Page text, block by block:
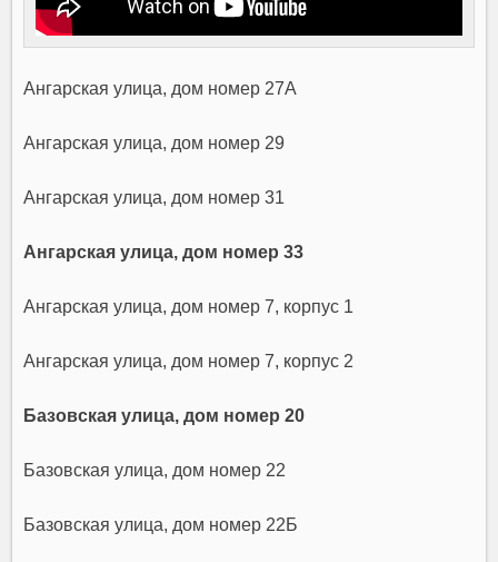
Ангарская улица, дом номер 27А
Ангарская улица, дом номер 29
Ангарская улица, дом номер 31
Ангарская улица, дом номер 33
Ангарская улица, дом номер 7, корпус 1
Ангарская улица, дом номер 7, корпус 2
Базовская улица, дом номер 20
Базовская улица, дом номер 22
Базовская улица, дом номер 22Б